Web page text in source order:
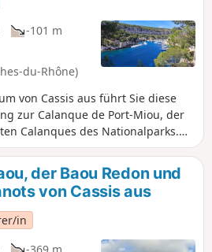
-101 m
du-Rhône)
von Cassis aus führt Sie diese
zur Calanque de Port-Miou, der
Calanques des Nationalparks.
der Küste und bietet einen
die weißen Klippen von Cap
Wasser des Mittelmeers.
Hafen von Port-Miou mit
Pinien entlanggeschlendert sind,
und schattigen Passagen
Eine für alle zugängliche
der Baou Redon und
von Cassis aus
in